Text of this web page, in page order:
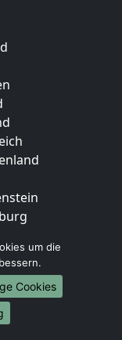
um die
Cookies